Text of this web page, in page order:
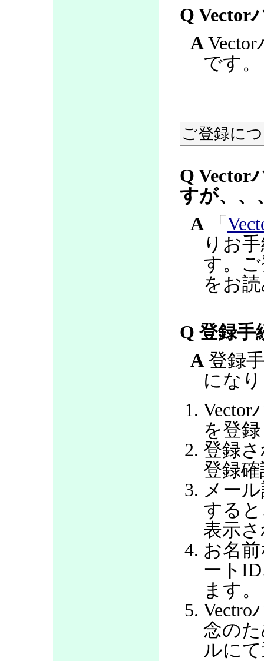
Q Vector
A
です。
ご登録に
Q Vector
すが、、
A 「
りお
す。
をお
Q 登録手
A 登録
にな
Vector
を登
登録
登録
メー
する
表示
お名
ート
ます。
Vectro
念の
ルに